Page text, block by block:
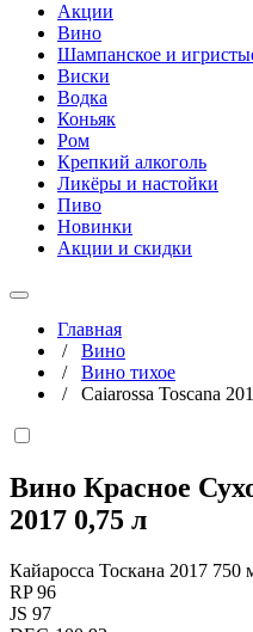
Акции
Вино
Шампанское и
Виски
Водка
Коньяк
Ром
Крепкий алкоголь
Ликёры и настойки
Пиво
Новинки
Акции и скидки
Главная
/ Вино
/ Вино тихое
/ Caiarossa Toscana
Вино Красное
2017 0,75 л
Кайаросса Тоскана 2017 750
RP 96
JS 97